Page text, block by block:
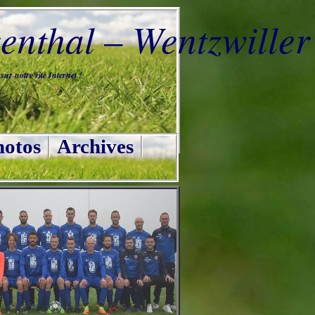
– Wentzwiller
notre site Internet !
Archives